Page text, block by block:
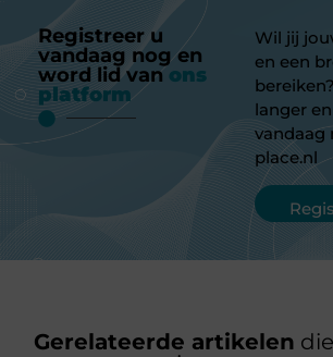
Registreer u
vandaag nog en
word lid van ons
platform
Wil jij
en een
langer
vandaag
place.nl
Gerelateerde artikelen